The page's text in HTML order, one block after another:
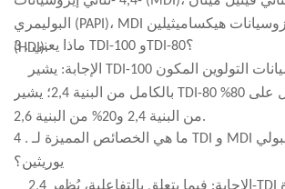
البوليمري (PAPI)، MDI السائل، ثنائي إيزوسيانات هيكساميثيلين
(HDI).
3
. ماذا يعني TDI-100 وTDI-80؟
بالكامل من البنية 2,4؛ يشير TDI-80 إلى خليط يشتمل على 80%
من البنية 2,4 و20% من البنية 2,6.
4 . ما هي الخصائص المميزة لـ TDI و MDI في تصنيع مواد البولي
يوريثين؟